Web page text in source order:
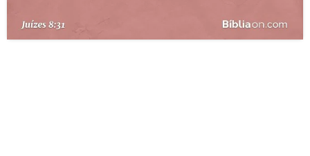
TERMO BÍBLICO